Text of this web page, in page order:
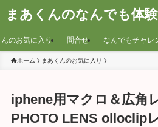
まあくんのなんでも体験
のお気に入り 問合せ なんでもチャレ
ホーム まあくんのお気に入り
iphene用マクロ＆広角
PHOTO LENS olloclip